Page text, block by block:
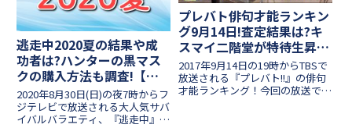
逃走中2020夏の結果や成
功者は?ハンターの黒マス
クの購入方法も調査!【真
夏のハンターランド】
2020年8月30日(日)の夜7時からフ
ジテレビで放送される大人気サバ
イバルバラエティ、『逃走中』！
プレバト俳句才能ランキン
グ9月14日!査定結果は?キ
スマイ二階堂が特待生昇
格?【放送・見逃し】
2017年9月14日の19時からTBSで
放送される『プレバト!!』の俳句
才能ランキング！今回の放送では